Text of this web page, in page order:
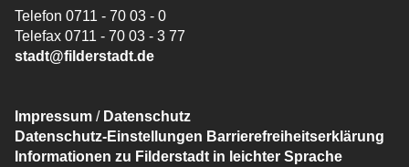
Telefon 0711 - 70 03 - 0
Telefax 0711 - 70 03 - 3 77
stadt@filderstadt.de
Impressum / Datenschutz
Datenschutz-Einstellungen Barrierefreiheitserklärung
Informationen zu Filderstadt in leichter Sprache